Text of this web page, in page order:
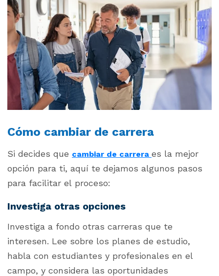
Cómo cambiar de carrera
Si decides que cambiar de carrera es la mejor
opción para ti, aquí te dejamos algunos pasos
para facilitar el proceso:
Investiga otras opciones
Investiga a fondo otras carreras que te
interesen. Lee sobre los planes de estudio,
habla con estudiantes y profesionales en el
campo, y considera las oportunidades